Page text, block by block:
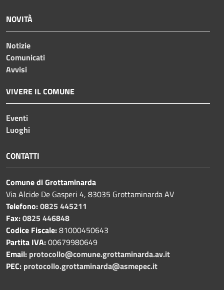
NOVITÀ
Notizie
Comunicati
Avvisi
VIVERE IL COMUNE
Eventi
Luoghi
CONTATTI
Comune di Grottaminarda
Via Alcide De Gasperi 4, 83035 Grottaminarda AV
Telefono:0825 445211
Fax:0825 446848
Codice Fiscale:81000450643
Partita IVA:00679980649
Email: protocollo@comune.grottaminarda.av.it
PEC: protocollo.grottaminarda@asmepec.it